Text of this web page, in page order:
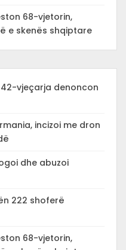
68-vjetorin,
e skenës shqiptare
vjeçarja denoncon
incizoi me dron
dhe abuzoi
222 shoferë
68-vjetorin,